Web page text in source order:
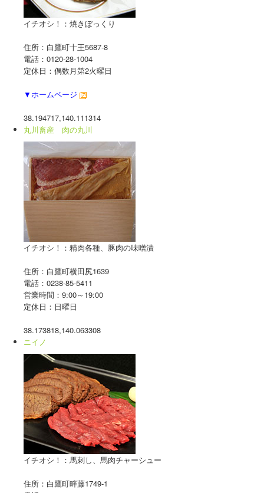
イチオシ！：焼きぼっくり
住所：白鷹町十王5687-8
電話：0120-28-1004
定休日：偶数月第2火曜日
▼ホームページ
38.194717,140.111314
丸川畜産 肉の丸川
イチオシ！：精肉各種、豚肉の味噌漬
住所：白鷹町横田尻1639
電話：0238-85-5411
営業時間：9:00～19:00
定休日：日曜日
38.173818,140.063308
ニイノ
イチオシ！：馬刺し、馬肉チャーシュー
住所：白鷹町畔藤1749-1